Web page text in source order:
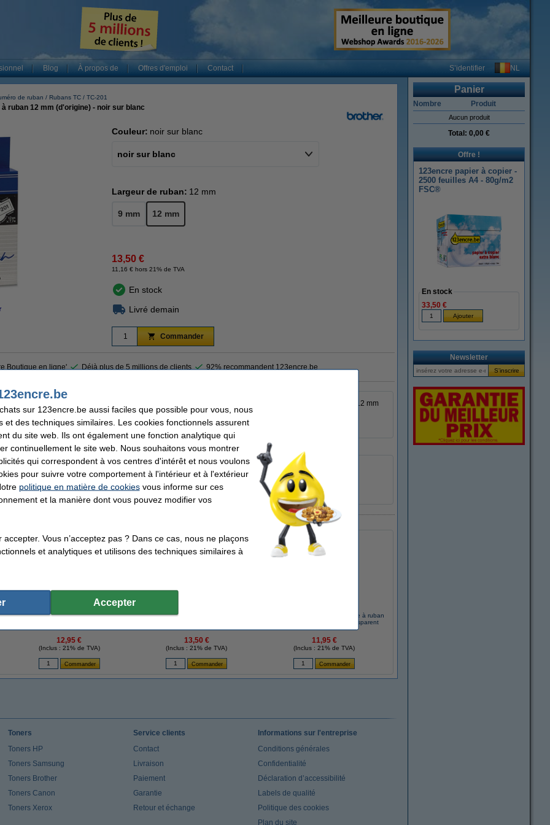
Blog À propos de Offres d'emploi Contact S’identifier NL
de ruban Rubans TC TC-201
ruban 12 mm (d'origine) - noir sur blanc
Couleur: noir sur blanc
noir sur blanc
Largeur de ruban: 12 mm
9 mm 12 mm
13,50 €
11,16 € hors 21% de TVA
En stock
Livré demain
Commander
Boutique en ligne' Déjà plus de 5 millions de clients 92% recommandent 123encre.be
d'encre noir sur fond blanc pour les étiqueuses Brother. Le ruban TC-201 est un ruban laminé de 12 mm
Il a été conçu pour durer et résiste aux conditions extrêmes, à la lumière du soleil, à l'eau, aux produits
Largeur de ruban:
12 mm
Longeur de ruban:
7.7 mètre
Code:
TC-201
qui ont également commandé cet article
Brother TC-291 'extrême' cassette à ruban
12,95 €
(Inclus : 21% de TVA)
Brother TC-601 'extrême' cassette à ruban
13,50 €
(Inclus : 21% de TVA)
Brother TC-101 'extrême' cassette à ruban
12 mm (d'origine) - noir sur transparent
11,95 €
(Inclus : 21% de TVA)
Panier
Nombre Produit
Aucun produit
Total: 0,00 €
Offre !
123encre papier à copier -
2500 feuilles A4 - 80g/m2
FSC®
En stock
33,50 €
Newsletter
Toners
Toners HP
Toners Samsung
Toners Brother
Toners Canon
Toners Xerox
Service clients
Contact
Livraison
Paiement
Garantie
Retour et échange
Informations sur l'entreprise
Conditions générales
Confidentialité
Déclaration d’accessibilité
Labels de qualité
Politique des cookies
Plan du site
sur 123encre.be aussi faciles que possible pour vous, nous
et des techniques similaires. Les cookies fonctionnels assurent
du site web. Ils ont également une fonction analytique qui
continuellement le site web. Nous souhaitons vous montrer
qui correspondent à vos centres d'intérêt et nous voulons
pour suivre votre comportement à l'intérieur et à l'extérieur
politique en matière de cookiesvous informe sur ces
et la manière dont vous pouvez modifier vos
Vous n’acceptez pas ? Dans ce cas, nous ne plaçons
et analytiques et utilisons des techniques similaires à
Accepter